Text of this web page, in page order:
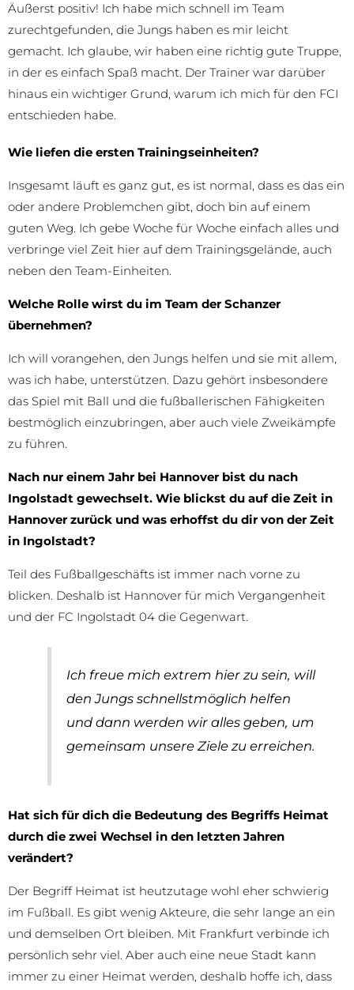
Äußerst positiv! Ich habe mich schnell im Team
zurechtgefunden, die Jungs haben es mir leicht
gemacht. Ich glaube, wir haben eine richtig gute Truppe,
in der es einfach Spaß macht. Der Trainer war darüber
hinaus ein wichtiger Grund, warum ich mich für den FCI
entschieden habe.
Wie liefen die ersten Trainingseinheiten?
Insgesamt läuft es ganz gut, es ist normal, dass es das ein
oder andere Problemchen gibt, doch bin auf einem
guten Weg. Ich gebe Woche für Woche einfach alles und
verbringe viel Zeit hier auf dem Trainingsgelände, auch
neben den Team-Einheiten.
Welche Rolle wirst du im Team der Schanzer
übernehmen?
Ich will vorangehen, den Jungs helfen und sie mit allem,
was ich habe, unterstützen. Dazu gehört insbesondere
das Spiel mit Ball und die fußballerischen Fähigkeiten
bestmöglich einzubringen, aber auch viele Zweikämpfe
zu führen.
Nach nur einem Jahr bei Hannover bist du nach
Ingolstadt gewechselt. Wie blickst du auf die Zeit in
Hannover zurück und was erhoffst du dir von der Zeit
in Ingolstadt?
Teil des Fußballgeschäfts ist immer nach vorne zu
blicken. Deshalb ist Hannover für mich Vergangenheit
und der FC Ingolstadt 04 die Gegenwart.
Ich freue mich extrem hier zu sein, will
den Jungs schnellstmöglich helfen
und dann werden wir alles geben, um
gemeinsam unsere Ziele zu erreichen.
Hat sich für dich die Bedeutung des Begriffs Heimat
durch die zwei Wechsel in den letzten Jahren
verändert?
Der Begriff Heimat ist heutzutage wohl eher schwierig
im Fußball. Es gibt wenig Akteure, die sehr lange an ein
und demselben Ort bleiben. Mit Frankfurt verbinde ich
persönlich sehr viel. Aber auch eine neue Stadt kann
immer zu einer Heimat werden, deshalb hoffe ich, dass